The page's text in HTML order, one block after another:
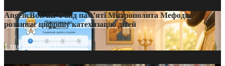
AngelicBot: як Фонд пам’яті Митрополита Мефодія
розвиває цифрову катехизацію дітей
1 тиждень тому12